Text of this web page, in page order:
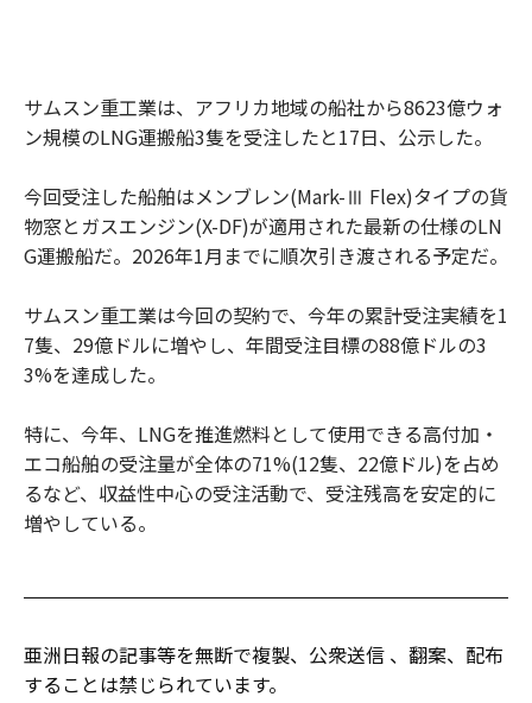
サムスン重工業は、アフリカ地域の船社から8623億ウォ
ン規模のLNG運搬船3隻を受注したと17日、公示した。
今回受注した船舶はメンブレン(Mark-Ⅲ Flex)タイプの貨
物窓とガスエンジン(X-DF)が適用された最新の仕様のLN
G運搬船だ。2026年1月までに順次引き渡される予定だ。
サムスン重工業は今回の契約で、今年の累計受注実績を1
7隻、29億ドルに増やし、年間受注目標の88億ドルの3
3%を達成した。
特に、今年、LNGを推進燃料として使用できる高付加・
エコ船舶の受注量が全体の71%(12隻、22億ドル)を占め
るなど、収益性中心の受注活動で、受注残高を安定的に
増やしている。
亜洲日報の記事等を無断で複製、公衆送信 、翻案、配布
することは禁じられています。